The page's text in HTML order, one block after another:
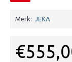
Merk: JEKA